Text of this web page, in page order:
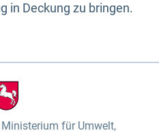
in Deckung zu bringen.
für Umwelt,